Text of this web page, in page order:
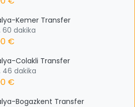
Kemer Transfer
60 dakika
€
Colakli Transfer
46 dakika
€
Bogazkent Transfer